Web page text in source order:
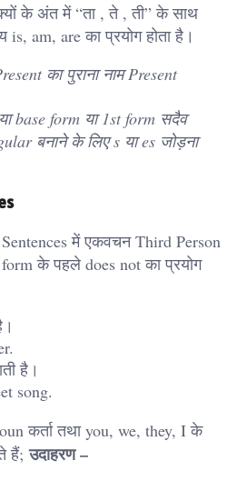
के अंत में “ता , ते , ती” के साथ
am, are का प्रयोग होता है।
का पुराना नाम Present
base form या 1st form सदैव
बनाने के लिए s या es जोड़ना
में एकवचन Third Person
के पहले does not का प्रयोग
है।
song.
कर्ता तथा you, we, they, I के
हैं;उदाहरण –